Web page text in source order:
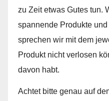
zu Zeit etwas Gutes tun.
spannende Produkte
sprechen wir mit dem
Produkt nicht verlosen
davon habt.
Achtet bitte genau auf